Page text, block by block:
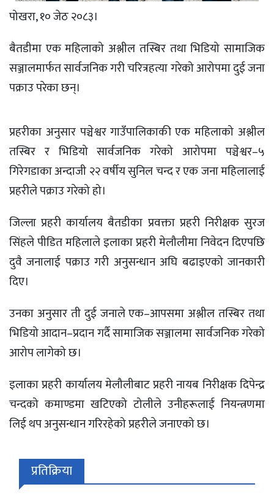
पोखरा, १० जेठ २०८३।
बैतडीमा एक महिलाको अश्लील तस्बिर तथा भिडियो सामाजिक
सञ्जालमार्फत सार्वजनिक गरी चरित्रहत्या गरेको आरोपमा दुई जना
पक्राउ परेका छन्।
प्रहरीका अनुसार पञ्चेश्वर गाउँपालिकाकी एक महिलाको अश्लील
तस्बिर र भिडियो सार्वजनिक गरेको आरोपमा पञ्चेश्वर–५
गिरेगडाका अन्दाजी २२ वर्षीय सुनिल चन्द र एक जना महिलालाई
प्रहरीले पक्राउ गरेको हो।
जिल्ला प्रहरी कार्यालय बैतडीका प्रवक्ता प्रहरी निरीक्षक सुरज
सिंहले पीडित महिलाले इलाका प्रहरी मेलौलीमा निवेदन दिएपछि
दुवै जनालाई पक्राउ गरी अनुसन्धान अघि बढाइएको जानकारी
दिए।
उनका अनुसार ती दुई जनाले एक–आपसमा अश्लील तस्बिर तथा
भिडियो आदान–प्रदान गर्दै सामाजिक सञ्जालमा सार्वजनिक गरेको
आरोप लागेको छ।
इलाका प्रहरी कार्यालय मेलौलीबाट प्रहरी नायब निरीक्षक दिपेन्द्र
चन्दको कमाण्डमा खटिएको टोलीले उनीहरूलाई नियन्त्रणमा
लिई थप अनुसन्धान गरिरहेको प्रहरीले जनाएको छ।
प्रतिक्रिया